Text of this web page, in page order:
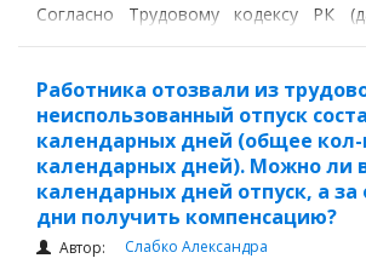
Согласно Трудовому кодексу РК
отпуска по БиР. А вот, отпуск по
3 лет в стаж для отпуска не включается.
Работника отозвали из
неиспользованный отпуск
календарных дней (общее кол-
календарных дней). Можно ли
календарных дней отпуск, а за
дни получить компенсацию?
Автор:
Слабко Александра